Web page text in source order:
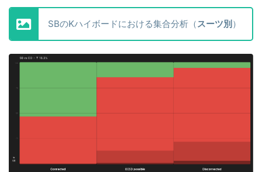
SBのKハイボードにおける集合分析（スーツ別 ）